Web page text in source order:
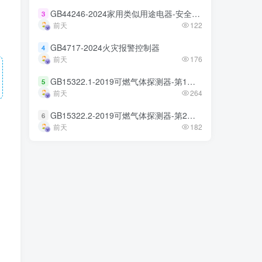
3 GB44246-2024家用类似用途电器-安全技术规范
前天 122
4 GB4717-2024火灾报警控制器
前天 176
5 GB15322.1-2019可燃气体探测器-第1部分
前天 264
6 GB15322.2-2019可燃气体探测器-第2部分
前天 182
3 GB44246-2024家用类似用途电器-安全技术规范
前天 122
4 GB4717-2024火灾报警控制器
前天 176
5 GB15322.1-2019可燃气体探测器-第1部分
前天 264
6 GB15322.2-2019可燃气体探测器-第2部分
前天 182